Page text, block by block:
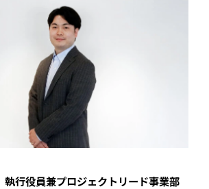
執行役員兼プロジェクトリード事業部